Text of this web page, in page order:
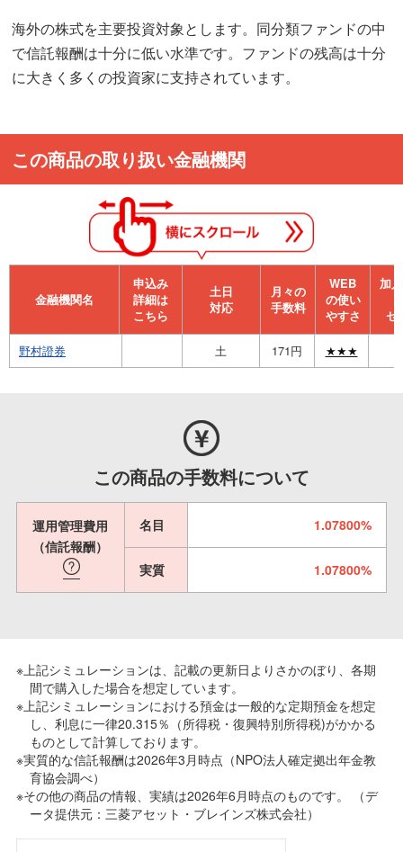
海外の株式を主要投資対象とします。同分類ファンドの中
で信託報酬は十分に低い水準です。ファンドの残高は十分
に大きく多くの投資家に支持されています。
この商品の取り扱い金融機関
金融機関名
申込み
詳細は
こちら
⼟⽇
対応
月々の
手数料
WEB
の使い
やすさ
加
セ
野村證券 土 171円 ★★★
この商品の手数料について
運用管理費用
（信託報酬）
名目 1.07800%
実質 1.07800%
※上記シミュレーションは、記載の更新日よりさかのぼり、各期
間で購入した場合を想定しています。
※上記シミュレーションにおける預金は一般的な定期預金を想定
し、利息に一律20.315％（所得税・復興特別所得税)がかかる
ものとして計算しております。
※実質的な信託報酬は2026年3月時点（NPO法人確定拠出年金教
育協会調べ）
※その他の商品の情報、実績は2026年6月時点のものです。 （デ
ータ提供元：三菱アセット・ブレインズ株式会社）